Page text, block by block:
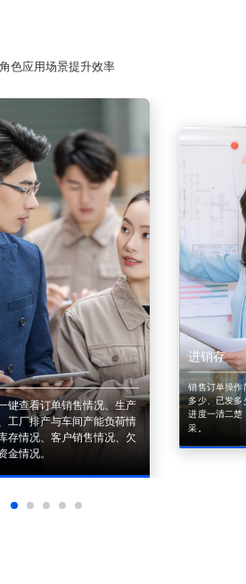
色应用场景提升效率
键查看订单销售情况、生产
工厂排产与车间产能负荷情
存情况、客户销售情况、欠
金情况。
进销存
销售订单操作
多少、已发多
进度一清二楚
采。